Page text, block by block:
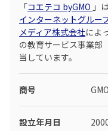
「コエテコ byGMO 」
インターネットグルー
メディア株式会社によ
の教育サービス事業部
当しています。
商号
設立年月日